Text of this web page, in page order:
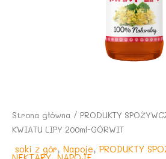
Strona główna / PRODUKTY
KWIATU LIPY 200ml-GÓRWIT
soki z gór, Napoje, PRODUKTY